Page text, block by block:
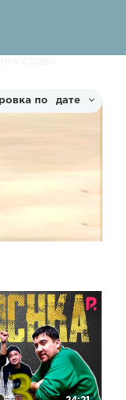
дате